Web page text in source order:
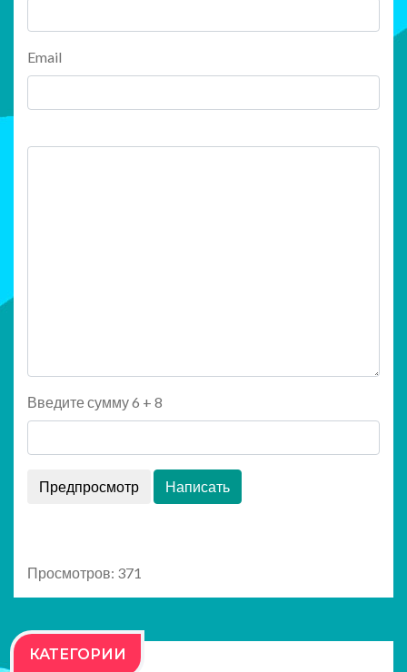
Email
Введите сумму 6 + 8
Просмотров: 371
КАТЕГОРИИ